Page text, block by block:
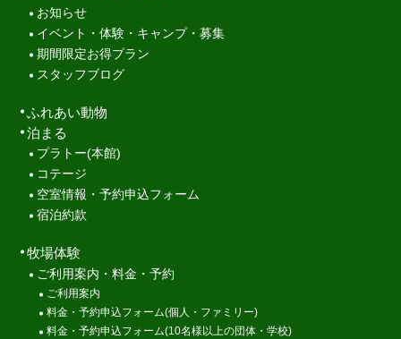
お知らせ
イベント・体験・キャンプ・募集
期間限定お得プラン
スタッフブログ
ふれあい動物
泊まる
プラトー(本館)
コテージ
空室情報・予約申込フォーム
宿泊約款
牧場体験
ご利用案内・料金・予約
ご利用案内
料金・予約申込フォーム(個人・ファミリー)
料金・予約申込フォーム(10名様以上の団体・学校)